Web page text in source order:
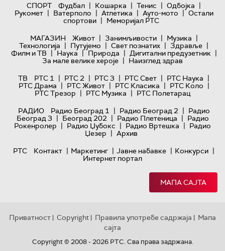
СПОРТ
Фудбал | Кошарка | Тенис | Одбојка |
Рукомет | Ватерполо | Атлетика | Ауто-мото | Остали
спортови | Меморијал РТС
МАГАЗИН
Живот | Занимљивости | Музика |
Технологијa | Путујемо | Свет познатих | Здравље |
Филм и ТВ | Наука | Природа | Дигитални предузетник |
За мале велике хероје | Наизглед здрав
ТВ
РТС 1 | РТС 2 | РТС 3 | РТС Свет | РТС Наука |
РТС Драма | РТС Живот | РТС Класика | РТС Коло |
РТС Трезор | РТС Музика | РТС Полетарац
РАДИО
Радио Београд 1 | Радио Београд 2 | Радио
Београд 3 | Београд 202 | Радио Плетеница | Радио
Рокенролер | Радио Џубокс | Радио Вртешка | Радио
Џезер | Архив
РТС
Контакт | Маркетинг | Јавне набавке | Конкурси |
Интернет портал
МАПА САЈТА
Приватност | Copyright | Правила употребе садржаја | Мапа
сајта
Copyright © 2008 - 2026 РТС. Сва права задржана.